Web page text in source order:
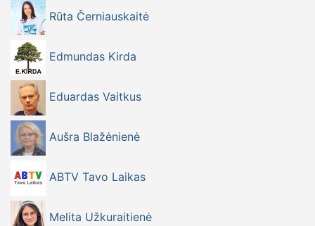
Rūta Černiauskaitė
Edmundas Kirda
Eduardas Vaitkus
Aušra Blažėnienė
ABTV Tavo Laikas
Melita Užkuraitienė